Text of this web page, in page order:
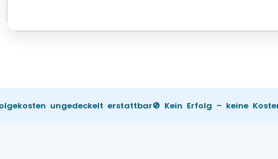
ungedeckelt erstattbar🚫 Kein Erfolg – keine